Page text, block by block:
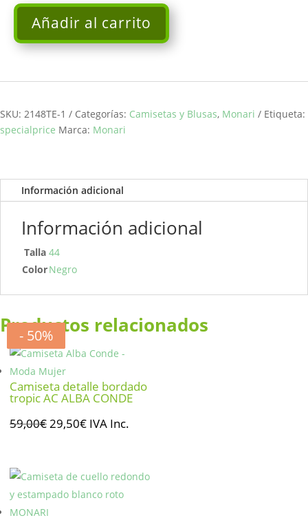
Camiseta
rayas
con
Añadir al carrito
SKU: 2148TE-1 Categorías: Camisetas y Blusas, Monari
Etiqueta:
specialprice Marca: Monari
Información adicional
Información adicional
Talla 44
ColorNegro
Productos relacionados
- 50%
Camiseta detalle bordado
tropic AC ALBA CONDE
59,00€ El
era:
59,00€.
29,50€El
es:
29,50€.
IVA Inc.
- 20%
- 20%
- 50%